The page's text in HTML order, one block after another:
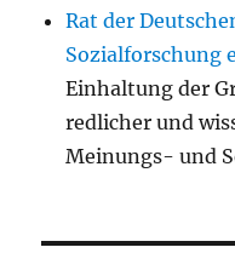
Rat der
Sozialforschung
Einhaltung der
redlicher und
Meinungs- und